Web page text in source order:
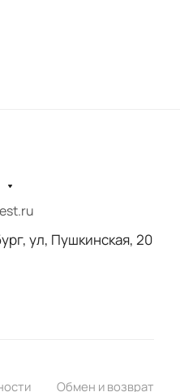
ул, Пушкинская, 20
Обмен и возврат